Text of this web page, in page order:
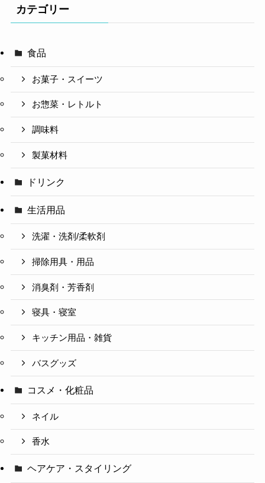
カテゴリー
食品
お菓子・スイーツ
お惣菜・レトルト
調味料
製菓材料
ドリンク
生活用品
洗濯・洗剤/柔軟剤
掃除用具・用品
消臭剤・芳香剤
寝具・寝室
キッチン用品・雑貨
バスグッズ
コスメ・化粧品
ネイル
香水
ヘアケア・スタイリング